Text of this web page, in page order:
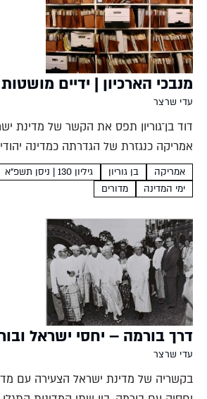
מנבכי הארכיון | ידיים
עדי שרצר
דוד בן־גוריון תפס את הקשר של מדינת
אמריקה כנגזרת של הגדרתה כמדינה
הברית עם המעצמה העולה במערב. תיעוד
מגלה את ההתרגשות הגדולה שעורר
אמריקה בן גוריון גיליון 130 | ניסן תשפ"א
ימי המדינה
מדורים
דרך בורמה – יחסי ישראל
עדי שרצר
בקשריה של מדינת ישראל הצעירה עם